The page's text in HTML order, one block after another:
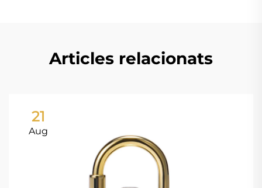
Articles relacionats
21
Aug